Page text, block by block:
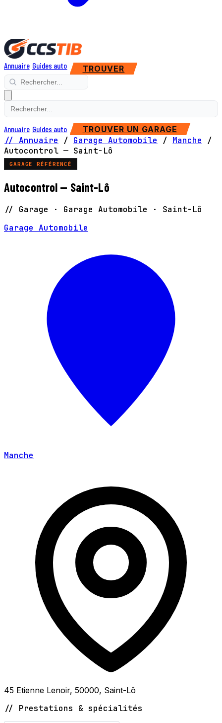
Annuaire Guides auto TROUVER
Annuaire Guides auto TROUVER UN GARAGE
// Annuaire / Garage Automobile / Manche
/
Autocontrol — Saint-Lô
GARAGE RÉFÉRENCÉ
Autocontrol — Saint-Lô
// Garage · Garage Automobile · Saint-Lô
Garage Automobile
Manche
45 Etienne Lenoir, 50000, Saint-Lô
// Prestations & spécialités